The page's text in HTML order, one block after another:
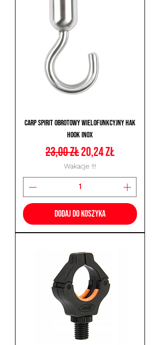
Carp Spirit Obrotowy Wielofunkcyjny Hak
Hook INOX
Regularna cena
23,00 złCena rabatowa
20,24 zł
Wakacje !!!
Dodaj do koszyka